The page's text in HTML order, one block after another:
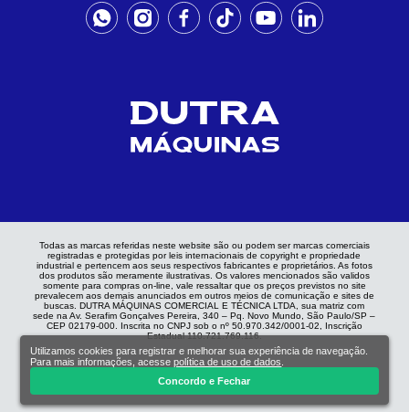
Todas as marcas referidas neste website são ou podem ser marcas comerciais
registradas e protegidas por leis internacionais de copyright e propriedade
industrial e pertencem aos seus respectivos fabricantes e proprietários. As fotos
dos produtos são meramente ilustrativas. Os valores mencionados são validos
somente para compras on-line, vale ressaltar que os preços previstos no site
prevalecem aos demais anunciados em outros meios de comunicação e sites de
buscas. DUTRA MÁQUINAS COMERCIAL E TÉCNICA LTDA, sua matriz com
sede na Av. Serafim Gonçalves Pereira, 340 – Pq. Novo Mundo, São Paulo/SP –
CEP 02179-000. Inscrita no CNPJ sob o nº 50.970.342/0001-02, Inscrição
Estadual 110.721.769.116.
Utilizamos cookies para registrar e melhorar sua experiência de navegação.
Para mais informações, acessepolítica de uso de dados
Concordo e Fechar